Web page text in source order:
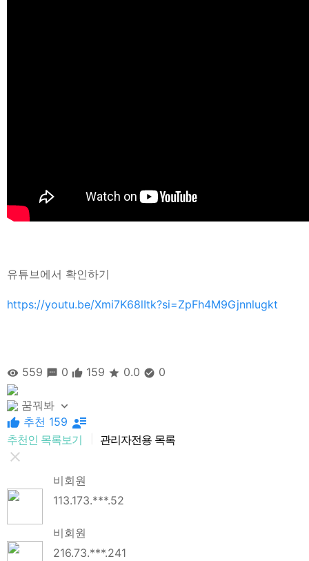
유튜브에서 확인하기
https://youtu.be/Xmi7K68lItk?si=ZpFh4M9Gjnnlugkt
559 0 159 0.0 0
꿈꿔봐
추천 159
추천인 목록보기
관리자전용 목록
비회원
113.173.***.52
비회원
216.73.***.241